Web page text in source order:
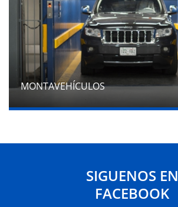
MONTAVEHÍCULOS
SIGUENOS EN
FACEBOOK